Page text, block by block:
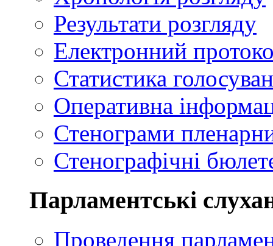
Результати розгляду
Електронний
Статистика
Оперативна
Стенограми
Стенографічні
Парламентські
Проведення